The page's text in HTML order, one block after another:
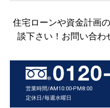
住宅ローンや資金計画
談下さい！お問い合わ
営業時間/AM10:00-PM8:00
定休日/毎週水曜日